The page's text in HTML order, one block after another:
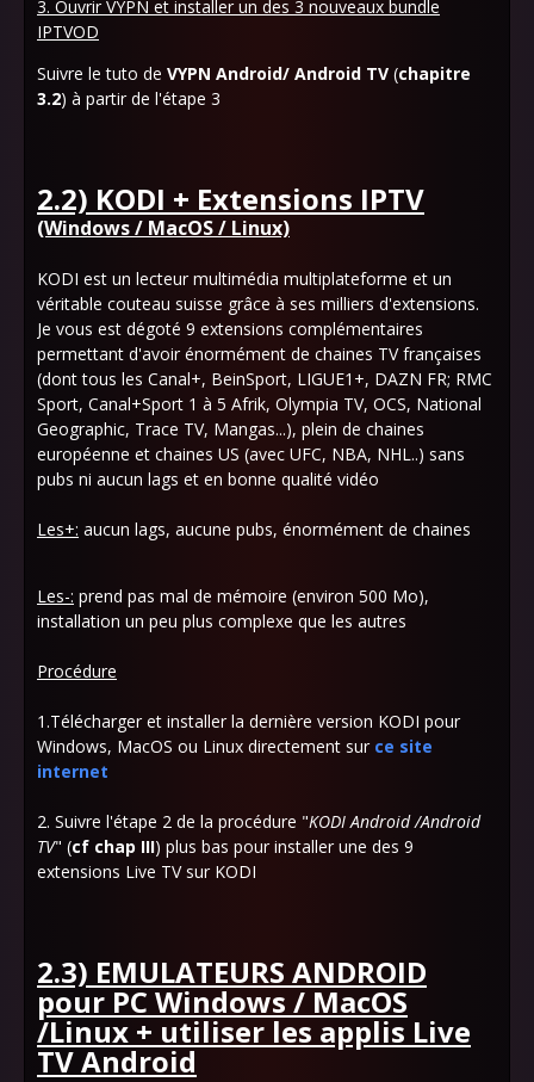
3. Ouvrir VYPN et installer un des 3 nouveaux bundle
IPTVOD
Suivre le tuto de VYPN Android/ Android TV (chapitre
3.2) à partir de l'étape 3
2.2) KODI + Extensions IPTV
(Windows / MacOS / Linux)
KODI est un lecteur multimédia multiplateforme et un
véritable couteau suisse grâce à ses milliers d'extensions.
Je vous est dégoté 9 extensions complémentaires
permettant d'avoir énormément de chaines TV françaises
(dont tous les Canal+, BeinSport, LIGUE1+, DAZN FR; RMC
Sport, Canal+Sport 1 à 5 Afrik, Olympia TV, OCS, National
Geographic, Trace TV, Mangas...), plein de chaines
européenne et chaines US (avec UFC, NBA, NHL..) sans
pubs ni aucun lags et en bonne qualité vidéo
Les+: aucun lags, aucune pubs, énormément de chaines
Les-: prend pas mal de mémoire (environ 500 Mo),
installation un peu plus complexe que les autres
Procédure
1.Télécharger et installer la dernière version KODI pour
Windows, MacOS ou Linux directement sur ce site
internet
2. Suivre l'étape 2 de la procédure "KODI Android /Android
TV" (cf chap III) plus bas pour installer une des 9
extensions Live TV sur KODI
2.3) EMULATEURS ANDROID
pour PC Windows / MacOS
/Linux + utiliser les applis Live
TV Android